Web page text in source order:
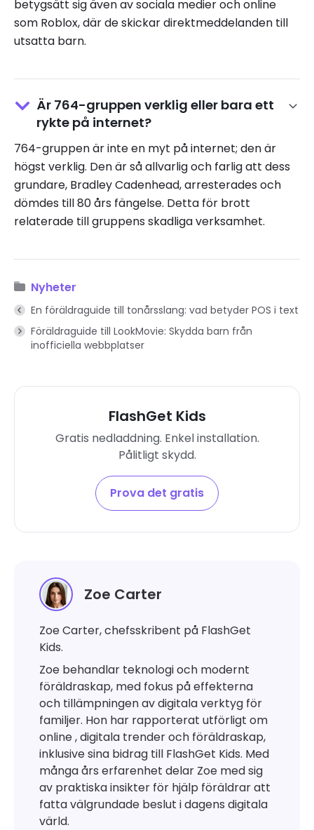
betygsätt sig även av sociala medier och online
som Roblox, där de skickar direktmeddelanden till
utsatta barn.
Är 764-gruppen verklig eller bara ett
rykte på internet?
764-gruppen är inte en myt på internet; den är
högst verklig. Den är så allvarlig och farlig att dess
grundare, Bradley Cadenhead, arresterades och
dömdes till 80 års fängelse. Detta för brott
relaterade till gruppens skadliga verksamhet.
Nyheter
En föräldraguide till tonårsslang: vad betyder POS i text
Föräldraguide till LookMovie: Skydda barn från
inofficiella webbplatser
FlashGet Kids
Gratis nedladdning. Enkel installation.
Pålitligt skydd.
Prova det gratis
Zoe Carter
Zoe Carter, chefsskribent på FlashGet
Kids.
Zoe behandlar teknologi och modernt
föräldraskap, med fokus på effekterna
och tillämpningen av digitala verktyg för
familjer. Hon har rapporterat utförligt om
online , digitala trender och föräldraskap,
inklusive sina bidrag till FlashGet Kids. Med
många års erfarenhet delar Zoe med sig
av praktiska insikter för hjälp föräldrar att
fatta välgrundade beslut i dagens digitala
värld.